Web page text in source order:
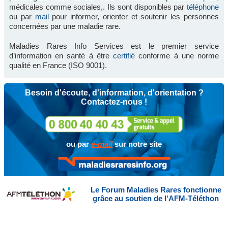
médicales comme sociales,. Ils sont disponibles par téléphone
ou par mailpour informer, orienter et soutenir les personnes
concernées par une maladie rare.
Maladies Rares Info Services est le premier service
d’information en santé à êtrecertifié conforme à une norme
qualité en France (ISO 9001).
Besoin d'écoute, d'information, d'orientation ?
Contactez-nous !
ou pare-mailsur notre site
Le Forum Maladies Rares fonctionne
grâce au soutien de l'AFM-Téléthon